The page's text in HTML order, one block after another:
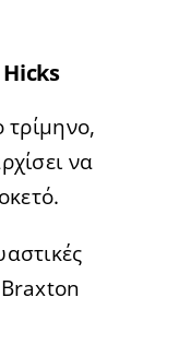
τρίμηνο,
να